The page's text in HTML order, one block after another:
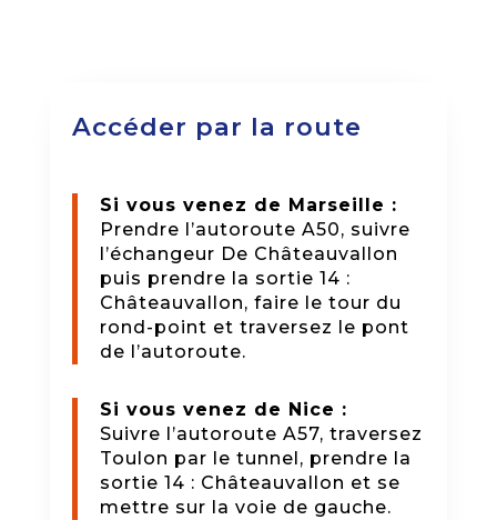
Accéder par la route
Si vous venez de Marseille :
Prendre l’autoroute A50, suivre
l’échangeur De Châteauvallon
puis prendre la sortie 14 :
Châteauvallon, faire le tour du
rond-point et traversez le pont
de l’autoroute.
Si vous venez de Nice :
Suivre l’autoroute A57, traversez
Toulon par le tunnel, prendre la
sortie 14 : Châteauvallon et se
mettre sur la voie de gauche.